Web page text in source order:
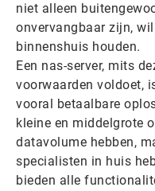
niet alleen
onvervangbaar zijn,
binnenshuis houden.
Een nas-server, mits
voorwaarden voldoet,
vooral betaalbare
kleine en middelgrote
datavolume hebben,
specialisten in huis
bieden alle